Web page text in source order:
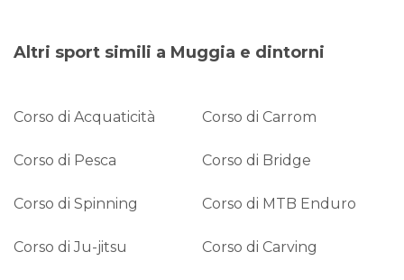
Altri sport simili a Muggia e dintorni
Corso di Acquaticità Corso di Carrom
Corso di Pesca Corso di Bridge
Corso di Spinning Corso di MTB Enduro
Corso di Ju-jitsu Corso di Carving